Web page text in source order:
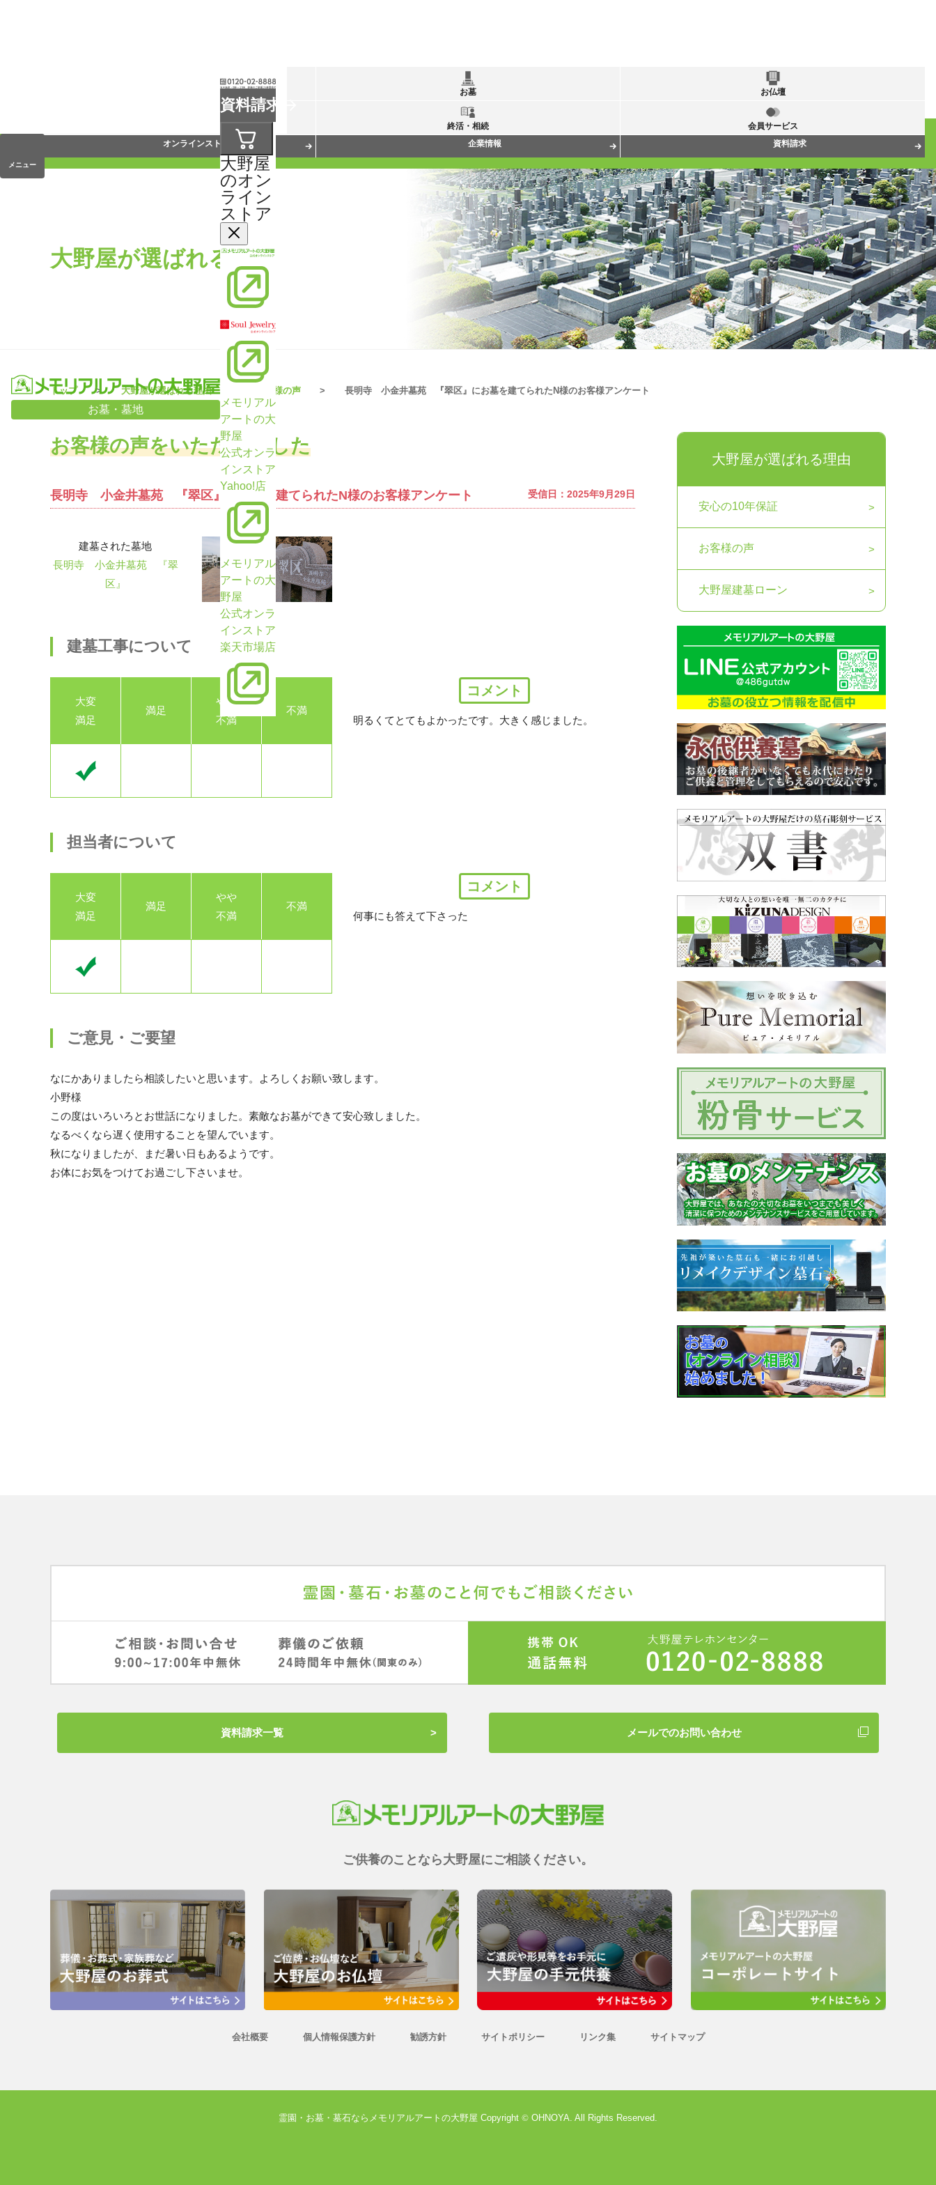
お墓・墓地
資料請求
大野屋
のオン
ライン
ストア
メモリアル
アートの大
野屋
公式オンラ
インストア
Yahoo!店
メモリアル
アートの大
野屋
公式オンラ
インストア
楽天市場店
メニュー
お墓 お仏壇
終活・相続
会員サービス
オンラインストア
企業情報 資料請求
大野屋が選ばれる理由
トップ 大野屋が選ばれる理由 お客様の声 長明寺 小金井墓苑 『翠区』にお墓を建てられたN様のお客様アンケート
お客様の声をいただきました
長明寺 小金井墓苑 『翠区』にお墓を建てられたN様のお客様アンケート 受信日：2025年9月29日
建墓された墓地
長明寺 小金井墓苑 『翠
区』
建墓工事について
大変
満足
満足
やや
不満
不満
コメント
明るくてとてもよかったです。大きく感じました。
担当者について
大変
満足
満足
やや
不満
不満
コメント
何事にも答えて下さった
ご意見・ご要望
なにかありましたら相談したいと思います。よろしくお願い致します。
小野様
この度はいろいろとお世話になりました。素敵なお墓ができて安心致しました。
なるべくなら遅く使用することを望んでいます。
秋になりましたが、まだ暑い日もあるようです。
お体にお気をつけてお過ごし下さいませ。
大野屋が選ばれる理由
安心の10年保証
お客様の声
大野屋建墓ローン
資料請求一覧 メールでのお問い合わせ
ご供養のことなら大野屋にご相談ください。
会社概要 個人情報保護方針 勧誘方針 サイトポリシー リンク集 サイトマップ
霊園・お墓・墓石ならメモリアルアートの大野屋 Copyright © OHNOYA. All Rights Reserved.